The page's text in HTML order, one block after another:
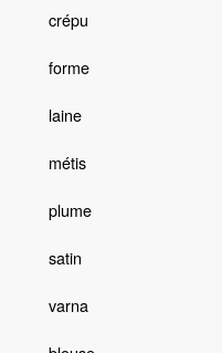
crépu
forme
laine
métis
plume
satin
varna